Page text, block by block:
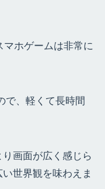
ホゲームは非常に
で、軽くて長時間
画面が広く感じら
世界観を味わえま